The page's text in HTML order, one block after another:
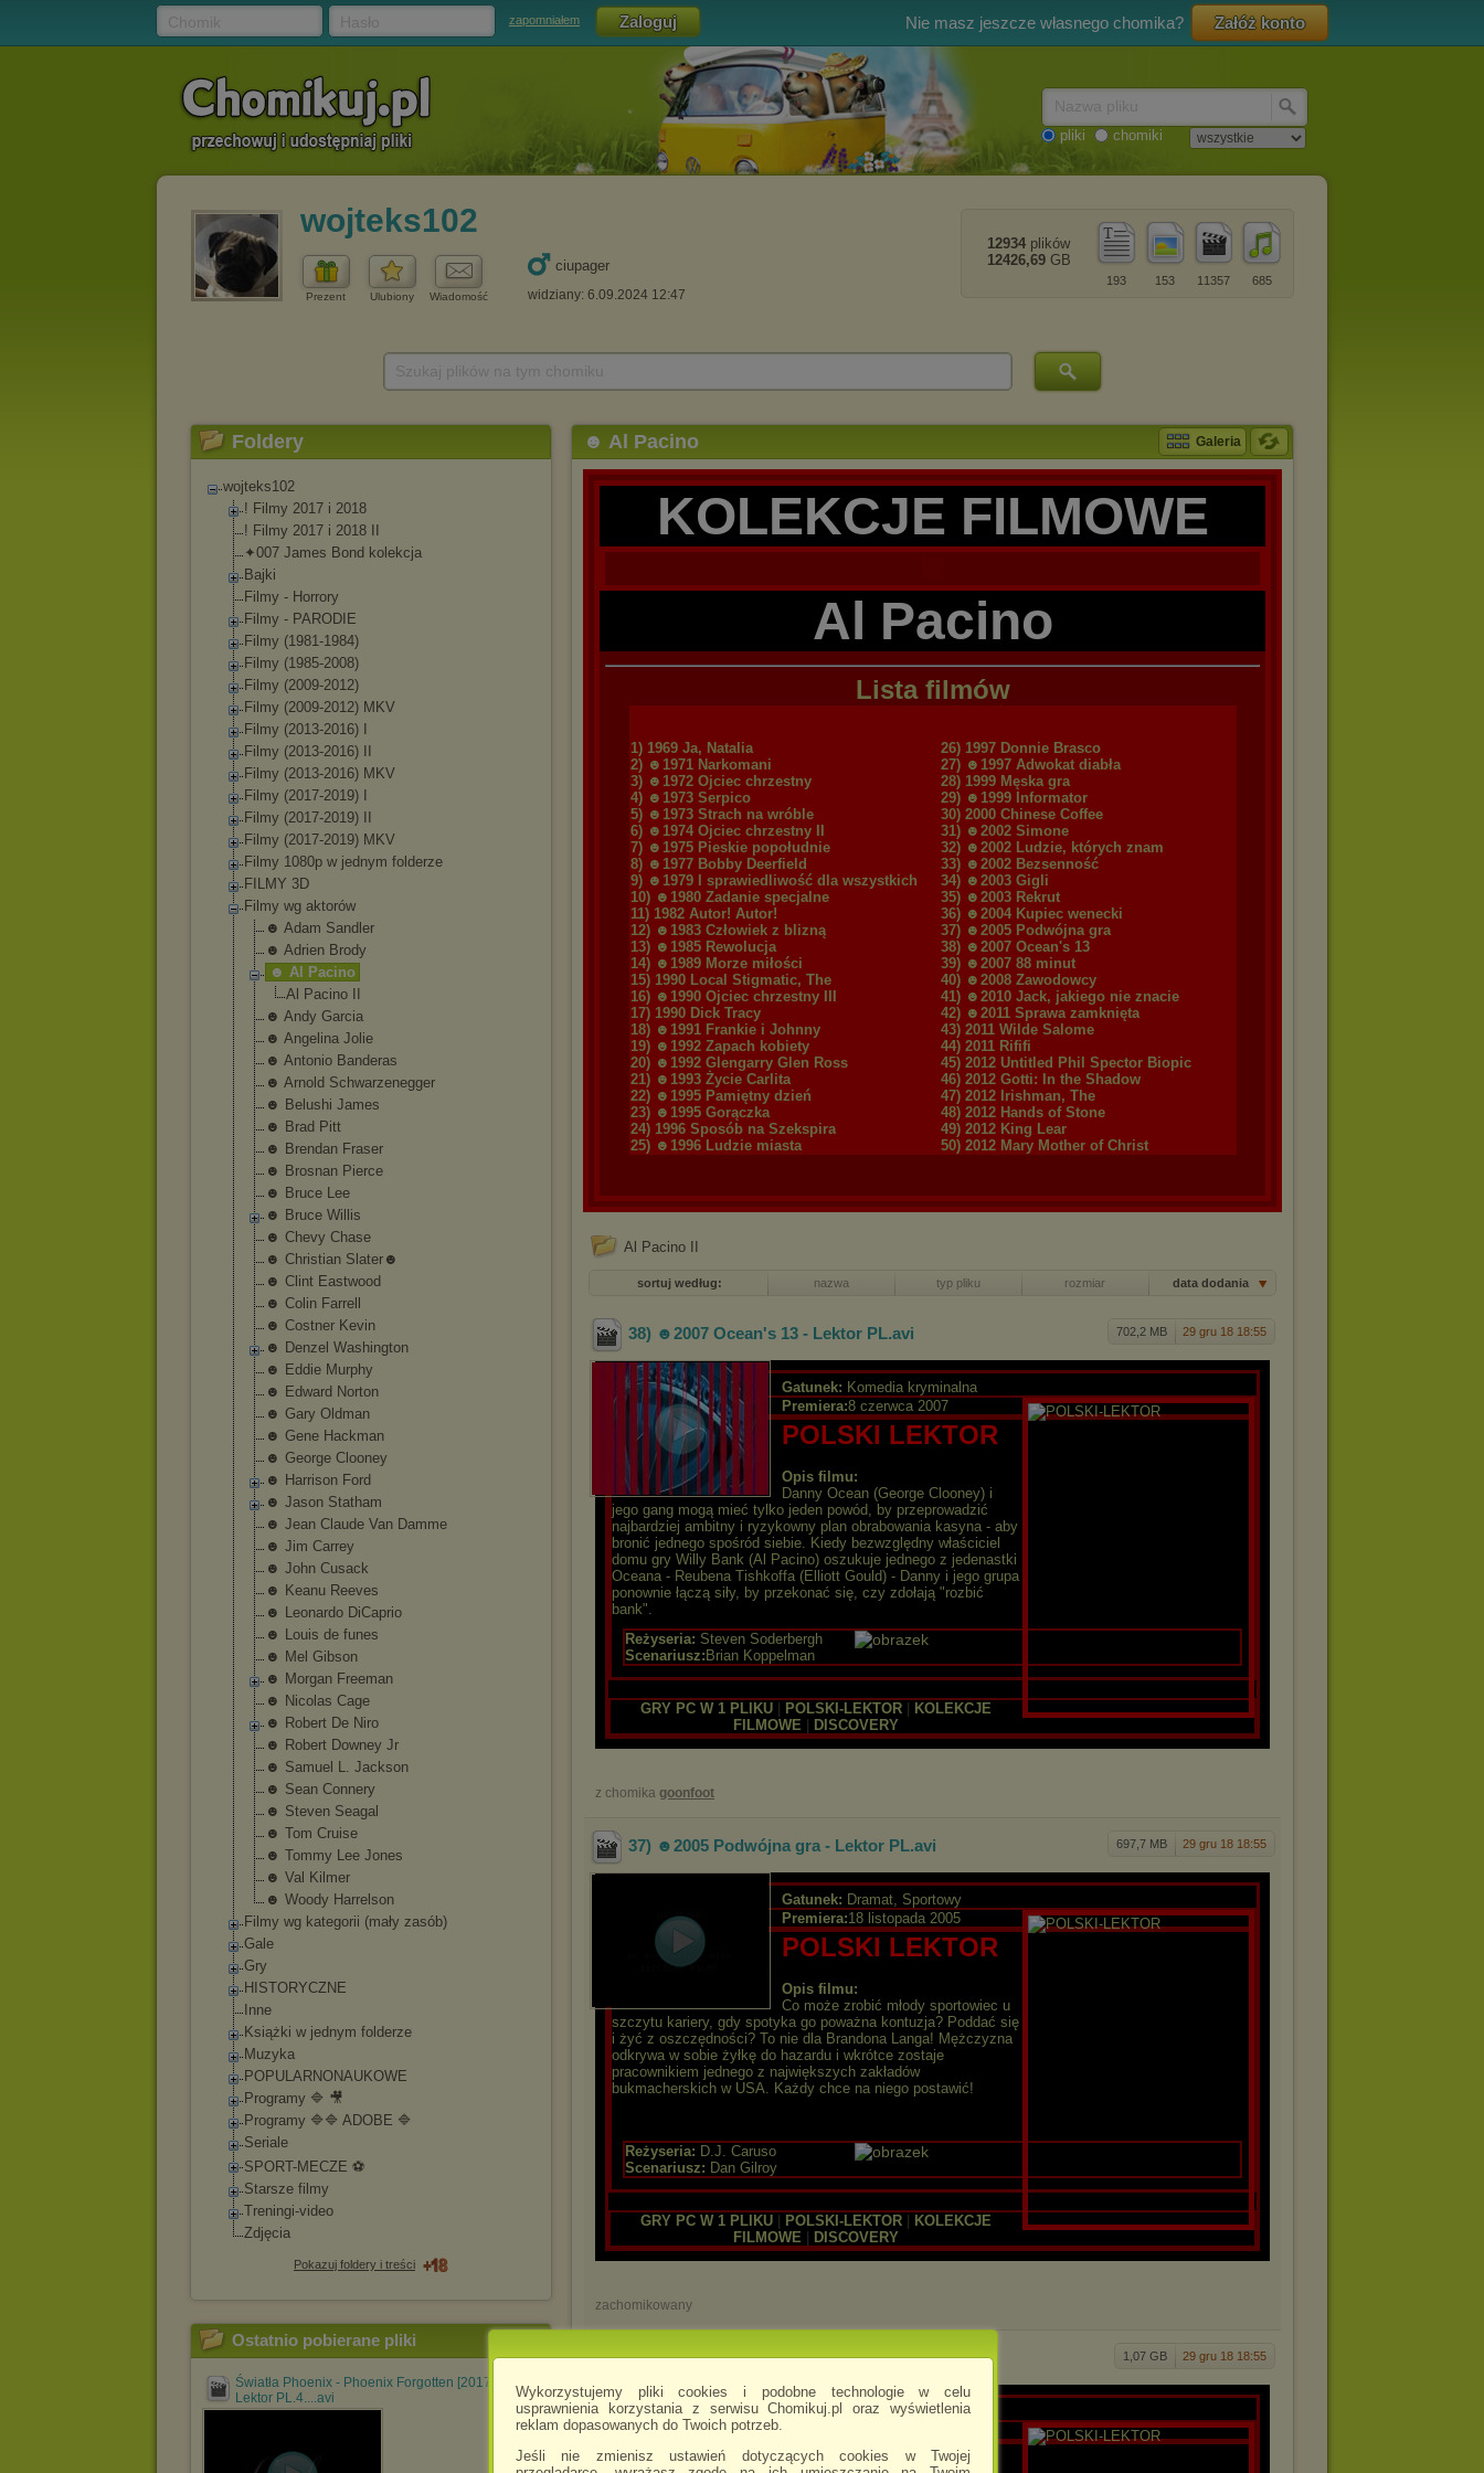
Wykorzystujemy pliki cookies i podobne technologie w celu
usprawnienia korzystania z serwisu Chomikuj.pl oraz wyświetlenia
reklam dopasowanych do Twoich potrzeb.
Jeśli nie zmienisz ustawień dotyczących cookies w Twojej
zapomniałem Nie masz jeszcze własnego chomika? Załóż konto
pliki chomiki
wojteks102
Prezent Ulubiony Wiadomość
ciupager
widziany: 6.09.2024 12:47
685
11357
153
193
12934 plików
12426,69 GB
Foldery
wojteks102
! Filmy 2017 i 2018
! Filmy 2017 i 2018 II
✦007 James Bond kolekcja
Bajki
Filmy - Horrory
Filmy - PARODIE
Filmy (1981-1984)
Filmy (1985-2008)
Filmy (2009-2012)
Filmy (2009-2012) MKV
Filmy (2013-2016) I
Filmy (2013-2016) II
Filmy (2013-2016) MKV
Filmy (2017-2019) I
Filmy (2017-2019) II
Filmy (2017-2019) MKV
Filmy 1080p w jednym folderze
FILMY 3D
Filmy wg aktorów
☻ Adam Sandler
☻ Adrien Brody
☻ Al Pacino
Al Pacino II
☻ Andy Garcia
☻ Angelina Jolie
☻ Antonio Banderas
☻ Arnold Schwarzenegger
☻ Belushi James
☻ Brad Pitt
☻ Brendan Fraser
☻ Brosnan Pierce
☻ Bruce Lee
☻ Bruce Willis
☻ Chevy Chase
☻ Christian Slater☻
☻ Clint Eastwood
☻ Colin Farrell
☻ Costner Kevin
☻ Denzel Washington
☻ Eddie Murphy
☻ Edward Norton
☻ Gary Oldman
☻ Gene Hackman
☻ George Clooney
☻ Harrison Ford
☻ Jason Statham
☻ Jean Claude Van Damme
☻ Jim Carrey
☻ John Cusack
☻ Keanu Reeves
☻ Leonardo DiCaprio
☻ Louis de funes
☻ Mel Gibson
☻ Morgan Freeman
☻ Nicolas Cage
☻ Robert De Niro
☻ Robert Downey Jr
☻ Samuel L. Jackson
☻ Sean Connery
☻ Steven Seagal
☻ Tom Cruise
☻ Tommy Lee Jones
☻ Val Kilmer
☻ Woody Harrelson
Filmy wg kategorii (mały zasób)
Gale
Gry
HISTORYCZNE
Inne
Książki w jednym folderze
Muzyka
POPULARNONAUKOWE
Programy 🔷 🎥
Programy 🔷🔷 ADOBE 🔷
Seriale
SPORT-MECZE ⚽
Starsze filmy
Treningi-video
Zdjęcia
Pokazuj foldery i treści
Ostatnio pobierane pliki
Światła Phoenix - Phoenix Forgotten [2017]
Lektor PL.4....avi
☻ Al Pacino Galeria
KOLEKCJE FILMOWE
Al Pacino
Lista filmów
1) 1969 Ja, Natalia
2) ☻1971 Narkomani
3) ☻1972 Ojciec chrzestny
4) ☻1973 Serpico
5) ☻1973 Strach na wróble
6) ☻1974 Ojciec chrzestny II
7) ☻1975 Pieskie popołudnie
8) ☻1977 Bobby Deerfield
9) ☻1979 I sprawiedliwość dla wszystkich
10) ☻1980 Zadanie specjalne
11) 1982 Autor! Autor!
12) ☻1983 Człowiek z blizną
13) ☻1985 Rewolucja
14) ☻1989 Morze miłości
15) 1990 Local Stigmatic, The
16) ☻1990 Ojciec chrzestny III
17) 1990 Dick Tracy
18) ☻1991 Frankie i Johnny
19) ☻1992 Zapach kobiety
20) ☻1992 Glengarry Glen Ross
21) ☻1993 Życie Carlita
22) ☻1995 Pamiętny dzień
23) ☻1995 Gorączka
24) 1996 Sposób na Szekspira
25) ☻1996 Ludzie miasta
26) 1997 Donnie Brasco
27) ☻1997 Adwokat diabła
28) 1999 Męska gra
29) ☻1999 Informator
30) 2000 Chinese Coffee
31) ☻2002 Simone
32) ☻2002 Ludzie, których znam
33) ☻2002 Bezsenność
34) ☻2003 Gigli
35) ☻2003 Rekrut
36) ☻2004 Kupiec wenecki
37) ☻2005 Podwójna gra
38) ☻2007 Ocean's 13
39) ☻2007 88 minut
40) ☻2008 Zawodowcy
41) ☻2010 Jack, jakiego nie znacie
42) ☻2011 Sprawa zamknięta
43) 2011 Wilde Salome
44) 2011 Rififi
45) 2012 Untitled Phil Spector Biopic
46) 2012 Gotti: In the Shadow
47) 2012 Irishman, The
48) 2012 Hands of Stone
49) 2012 King Lear
50) 2012 Mary Mother of Christ
Al Pacino II
sortuj według: nazwa typ pliku rozmiar data dodania
702,2 MB 29 gru 18 18:55
38) ☻2007 Ocean's 13 - Lektor PL.avi
Gatunek: Komedia kryminalna
Premiera:8 czerwca 2007
POLSKI LEKTOR
Opis filmu:
Danny Ocean (George Clooney) i
jego gang mogą mieć tylko jeden powód, by przeprowadzić
najbardziej ambitny i ryzykowny plan obrabowania kasyna - aby
bronić jednego spośród siebie. Kiedy bezwzględny właściciel
domu gry Willy Bank (Al Pacino) oszukuje jednego z jedenastki
Oceana - Reubena Tishkoffa (Elliott Gould) - Danny i jego grupa
ponownie łączą siły, by przekonać się, czy zdołają "rozbić
bank".
Reżyseria: Steven Soderbergh
Scenariusz: Brian Koppelman
GRY PC W 1 PLIKU| POLSKI-LEKTOR|
KOLEKCJE
FILMOWE
DISCOVERY
z chomika goonfoot
697,7 MB 29 gru 18 18:55
37) ☻2005 Podwójna gra - Lektor PL.avi
Gatunek: Dramat, Sportowy
Premiera:18 listopada 2005
POLSKI LEKTOR
Opis filmu:
Co może zrobić młody sportowiec u
szczytu kariery, gdy spotyka go poważna kontuzja? Poddać się
i żyć z oszczędności? To nie dla Brandona Langa! Mężczyzna
odkrywa w sobie żyłkę do hazardu i wkrótce zostaje
pracownikiem jednego z największych zakładów
bukmacherskich w USA. Każdy chce na niego postawić!
Reżyseria: D.J. Caruso
Scenariusz: Dan Gilroy
GRY PC W 1 PLIKU| POLSKI-LEKTOR|
KOLEKCJE
FILMOWE
DISCOVERY
zachomikowany
1,07 GB 29 gru 18 18:55
7) ☻1975 Pieskie popołudnie - Lektor PL.avi
Gatunek:
Dramat, Thriller
POLSKI LEKTOR